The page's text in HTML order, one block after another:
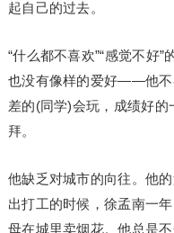
起自己的过去。
“什么都不喜欢”“感觉不好
也没有像样的爱好——他不
差的(同学)会玩，成绩好的
拜。
他缺乏对城市的向往。他
出打工的时候，徐孟南一
母在城里卖烟花。他总是